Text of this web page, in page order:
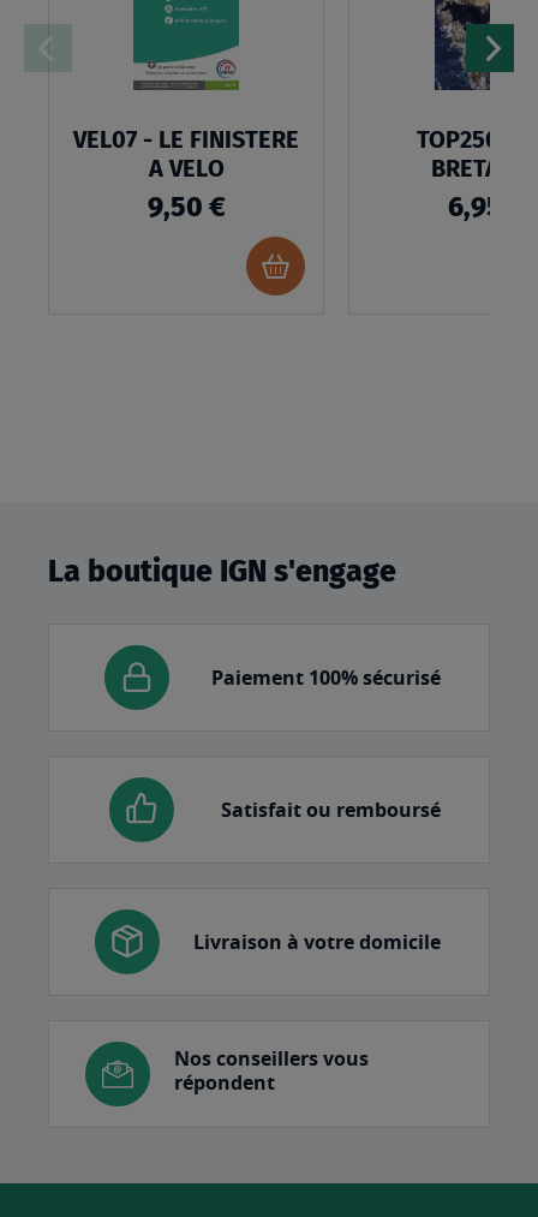
VEL07 - LE FINISTERE
A VELO
9,50 €
Ajouter
au
6,95 €
La boutique IGN s'engage
Paiement 100% sécurisé
Satisfait ou remboursé
Livraison à votre domicile
Nos conseillers vous
répondent